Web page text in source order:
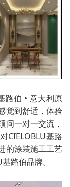
伯 • 意大利原
觉到舒适，体验
问一对一交流，
CIELOBLU基路
的涂装施工工艺
路伯品牌。